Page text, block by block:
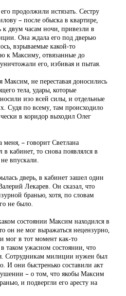
продолжили истязать. Сестру
– после обыска в квартире,
к двум часам ночи, привезли в
Она ждала его под дверью
взрываемые какой-то
к Максиму, отвязанные до
его, избивая и пытая.
Максим, не переставая доносились
тела, удары, которые
изо всей силы, и отдельные
Судя по всему, там происходило
в коридор выходил Олег
– говорит Светлана
кабинет, то снова появлялся в
впускали.
дверь, в кабинет зашел один
Лекарев. Он сказал, что
бранью, хотя, по словам
не было.
состоянии Максим находился в
он не мог выражаться нецензурно,
мог в тот момент как-то
таком ужасном состоянии, что
Сотрудникам милиции нужен был
И они быстренько составили акт
– о том, что якобы Максим
и подвергли его аресту на